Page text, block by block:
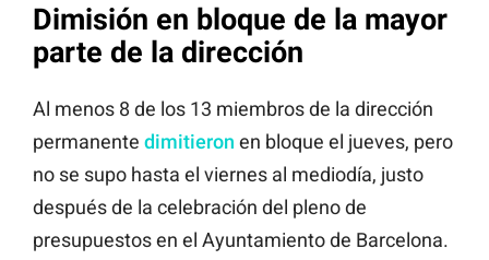
Dimisión en bloque de la mayor
parte de la dirección
Al menos 8 de los 13 miembros de la dirección
permanente dimitieron en bloque el jueves, pero
no se supo hasta el viernes al mediodía, justo
después de la celebración del pleno de
presupuestos en el Ayuntamiento de Barcelona.